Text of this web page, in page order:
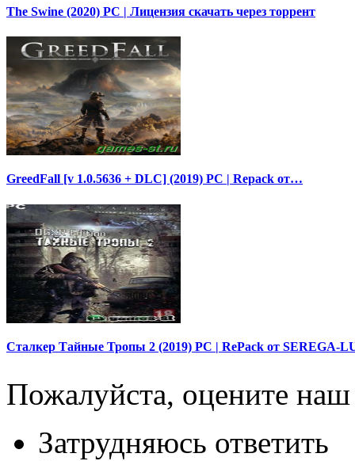
The Swine (2020) PC | Лицензия скачать через торрент
GreedFall [v 1.0.5636 + DLC] (2019) PC | Repack от…
Сталкер Тайные Тропы 2 (2019) PC | RePack от SEREGA-
Пожалуйста, оцените наш
Затрудняюсь ответить